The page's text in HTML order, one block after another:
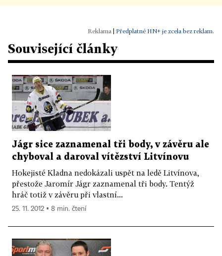
Předplatné HN+ je zcela bez reklam.
Související články
Jágr sice zaznamenal tři body, v závěru ale
chyboval a daroval vítězství Litvínovu
Hokejisté Kladna nedokázali uspět na ledě Litvínova,
přestože Jaromír Jágr zaznamenal tři body. Tentýž
hráč totiž v závěru při vlastní...
25. 11. 2012 ▪ 8 min. čtení